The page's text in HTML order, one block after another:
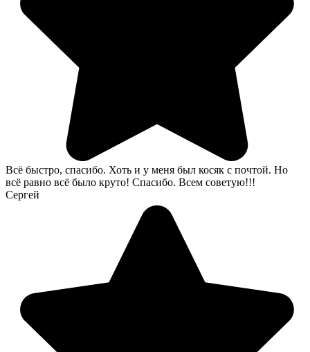
Всё быстро, спасибо. Хоть и у меня был косяк с почтой. Но
всё равно всё было круто! Спасибо. Всем советую!!!
Сергей